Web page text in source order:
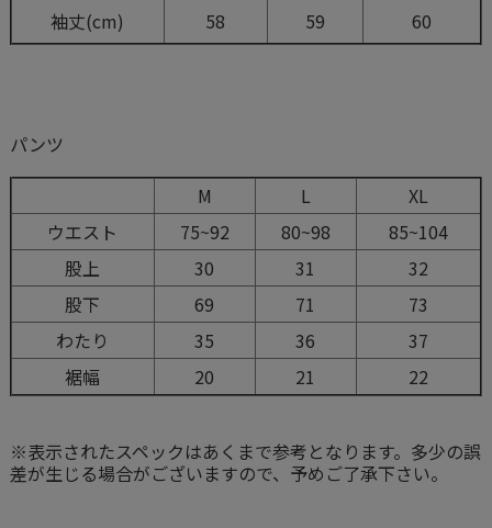
袖丈(cm)
58 59 60
パンツ
M
L
XL
ウエスト
75~92 80~98
85~104
股上
30 31
32
股下
69 71
73
わたり
35 36
37
裾幅
20 21 22
※表示されたスペックはあくまで参考となります。多少の誤
差が生じる場合がございますので、予めご了承下さい。